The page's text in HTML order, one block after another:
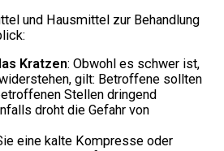
und Hausmittel zur Behandlung
Kratzen: Obwohl es schwer ist,
gilt: Betroffene sollten
Stellen dringend
droht die Gefahr von
eine kalte Kompresse oder